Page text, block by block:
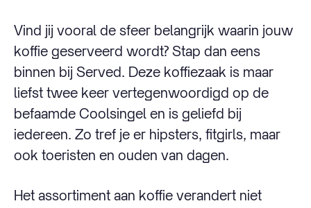
Vind jij vooral de sfeer belangrijk waarin jouw
koffie geserveerd wordt? Stap dan eens
binnen bij Served. Deze koffiezaak is maar
liefst twee keer vertegenwoordigd op de
befaamde Coolsingel en is geliefd bij
iedereen. Zo tref je er hipsters, fitgirls, maar
ook toeristen en ouden van dagen.
Het assortiment aan koffie verandert niet